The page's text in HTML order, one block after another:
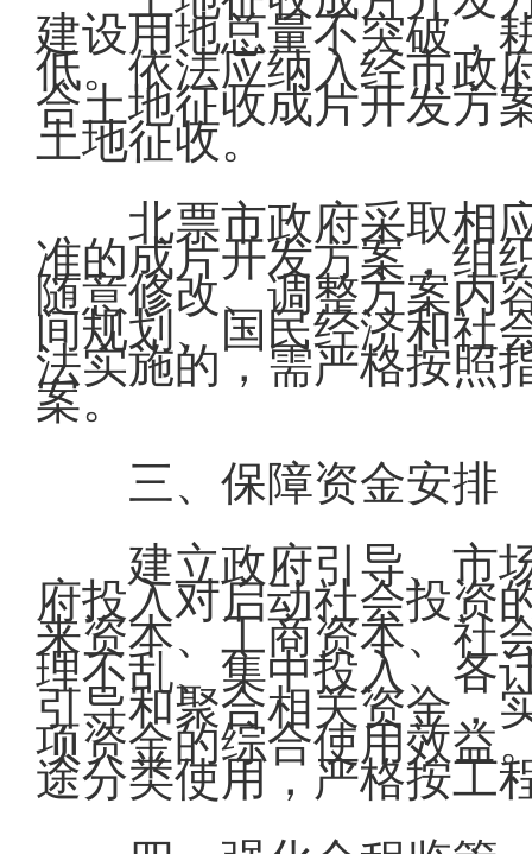
建设用地总量不突破，
低。依法应纳入经市政
合土地征收成片开发方
土地征收。
北票市政府采取相
准的成片开发方案，组
随意修改、调整方案内
间规划、国民经济和社
法实施的，需严格按照
案。
三、保障资金安排
建立政府引导、市
府投入对启动社会投资
来资本、工商资本、社
理不乱、集中投入、各
引导和聚合相关资金，
项资金的综合使用效益
途分类使用，严格按工